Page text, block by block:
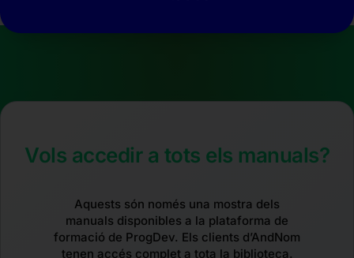
Vols accedir a tots els manuals?
Aquests són només una mostra dels
manuals disponibles a la plataforma de
formació de ProgDev. Els clients d’AndNom
tenen accés complet a tota la biblioteca.